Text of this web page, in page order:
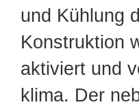
und Kühlung
Konstruktion
aktiviert und
klima. Der